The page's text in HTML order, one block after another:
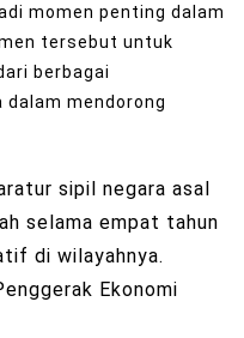
momen penting dalam
tersebut untuk
berbagai
mendorong
sipil negara asal
selama empat tahun
di wilayahnya.
Ekonomi